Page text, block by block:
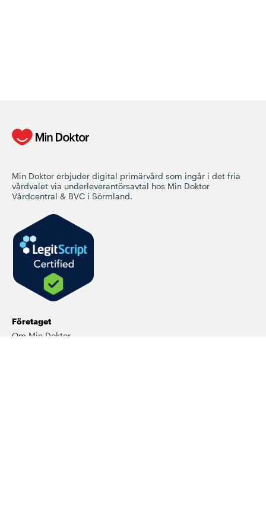
Min Doktor erbjuder digital primärvård som ingår i det fria
vårdvalet via underleverantörsavtal hos Min Doktor
Vårdcentral & BVC i Sörmland.
Företaget
Om Min Doktor